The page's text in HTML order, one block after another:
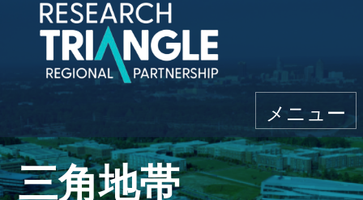
コンテンツにスキップ
メニュー
三角地帯